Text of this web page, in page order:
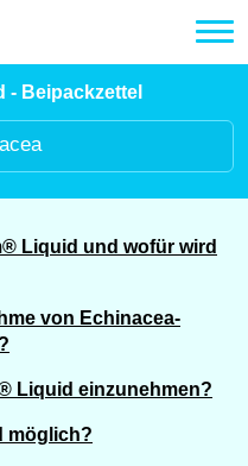
- Beipackzettel
Liquid und wofür wird
von Echinacea-
Liquid einzunehmen?
möglich?